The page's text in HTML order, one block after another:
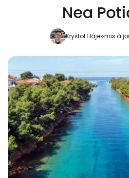
Nea
Kryštof Hájekmis à
... la communauté
Continuer
Continuer avec
Poursuivre avec